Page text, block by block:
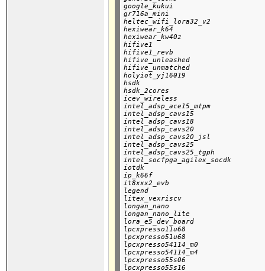
google_kukui
gr716a_mini
heltec_wifi_lora32_v2
hexiwear_k64
hexiwear_kw40z
hifive1
hifive1_revb
hifive_unleashed
hifive_unmatched
holyiot_yj16019
hsdk
hsdk_2cores
icev_wireless
intel_adsp_ace15_mtpm
intel_adsp_cavs15
intel_adsp_cavs18
intel_adsp_cavs20
intel_adsp_cavs20_jsl
intel_adsp_cavs25
intel_adsp_cavs25_tgph
intel_socfpga_agilex_socdk
iotdk
ip_k66f
it8xxx2_evb
legend
litex_vexriscv
longan_nano
longan_nano_lite
lora_e5_dev_board
lpcxpresso11u68
lpcxpresso51u68
lpcxpresso54114_m0
lpcxpresso54114_m4
lpcxpresso55s06
lpcxpresso55s16